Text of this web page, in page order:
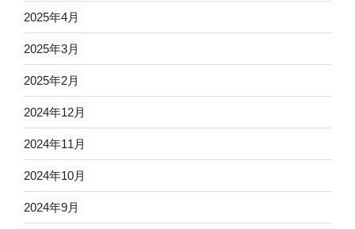
2025年4月
2025年3月
2025年2月
2024年12月
2024年11月
2024年10月
2024年9月